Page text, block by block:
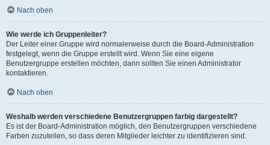
Nach oben
Wie werde ich Gruppenleiter?
Der Leiter einer Gruppe wird normalerweise durch die Board-Administration
festgelegt, wenn die Gruppe erstellt wird. Wenn Sie eine eigene
Benutzergruppe erstellen möchten, dann sollten Sie einen Administrator
kontaktieren.
Nach oben
Weshalb werden verschiedene Benutzergruppen farbig dargestellt?
Es ist der Board-Administration möglich, den Benutzergruppen verschiedene
Farben zuzuteilen, so dass deren Mitglieder leichter zu identifizieren sind.